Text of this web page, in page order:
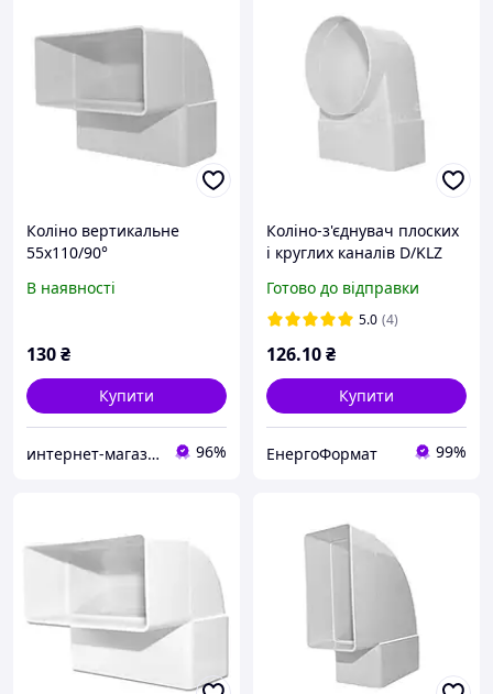
Коліно вертикальне
55х110/90°
В наявності
130₴
Купити
интернет-магазин "Электроника и Кухонная техника" 96%
Коліно-з'єднувач плоских
і круглих каналів D/KLZ
Готово до відправки
5.0 (4)
126.10₴
Купити
ЕнергоФормат 99%